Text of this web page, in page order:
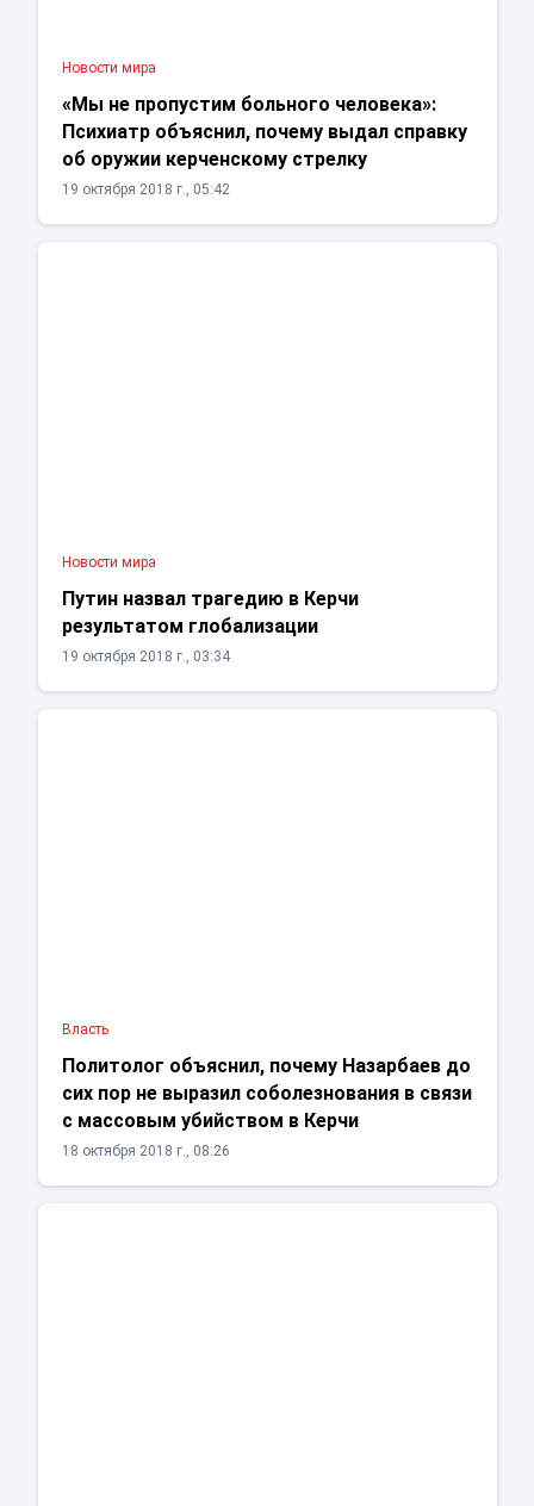
Новости мира
«Мы не пропустим больного человека»:
Психиатр объяснил, почему выдал справку
об оружии керченскому стрелку
19 октября 2018 г., 05:42
Новости мира
Путин назвал трагедию в Керчи
результатом глобализации
19 октября 2018 г., 03:34
Власть
Политолог объяснил, почему Назарбаев до
сих пор не выразил соболезнования в связи
с массовым убийством в Керчи
18 октября 2018 г., 08:26